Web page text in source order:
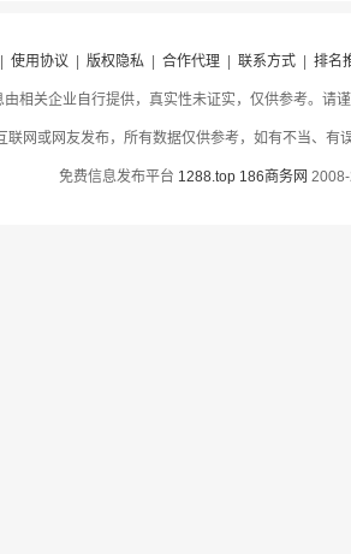
使用协议 版权隐私| 合作代理| 联系方式| 排名
相关企业自行提供，真实性未证实，仅供参考。请
联网或网友发布，所有数据仅供参考，如有不当、
免费信息发布平台 1288.top 186商务网